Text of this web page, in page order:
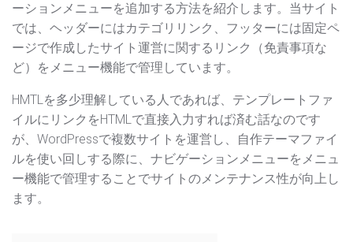
ーションメニューを追加する方法を紹介します。当サイト
では、ヘッダーにはカテゴリリンク、フッターには固定ペ
ージで作成したサイト運営に関するリンク（免責事項な
ど）をメニュー機能で管理しています。
HMTLを多少理解している人であれば、テンプレートファ
イルにリンクをHTMLで直接入力すれば済む話なのです
が、WordPressで複数サイトを運営し、自作テーマファイ
ルを使い回しする際に、ナビゲーションメニューをメニュ
ー機能で管理することでサイトのメンテナンス性が向上し
ます。